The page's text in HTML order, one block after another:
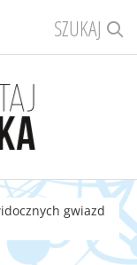
SZUKAJ
gwiazd